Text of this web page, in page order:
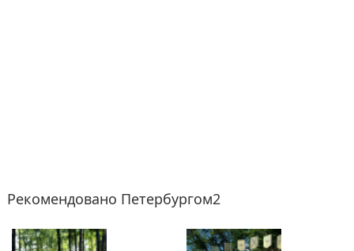
Рекомендовано Петербургом2